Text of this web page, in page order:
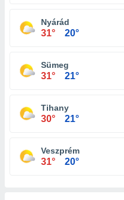
Nyárád
31° 20°
Sümeg
31° 21°
Tihany
30° 21°
Veszprém
31° 20°